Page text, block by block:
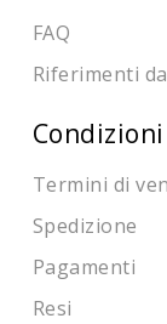
FAQ
Riferimenti
Termini di
Spedizione
Pagamenti
Resi